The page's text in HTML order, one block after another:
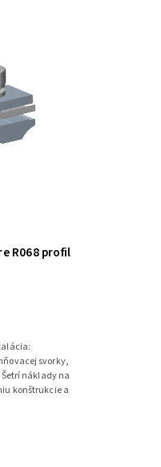
R068 profil
svorky,
náklady na
konštrukcie a